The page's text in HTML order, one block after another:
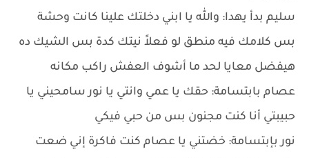
سليم بدأ يهدا: والله يا ابني دخلتك علينا كانت وحشة
بس كلامك فيه منطق لو فعلاً نيتك كدة بس الشيك ده
هيفضل معايا لحد ما أشوف العفش راكب مكانه
عصام بابتسامة: حقك يا عمي وانتي يا نور سامحيني يا
حبيبتي أنا كنت مجنون بس من حبي فيكي
نور بإبتسامة: خضتني يا عصام كنت فاكرة إني ضعت